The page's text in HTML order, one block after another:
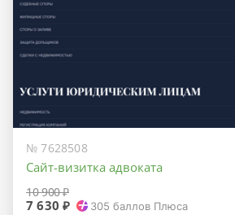
№ 7628508
Сайт-визитка адвоката
10 900 ₽
7 630 ₽ 305 баллов Плюса